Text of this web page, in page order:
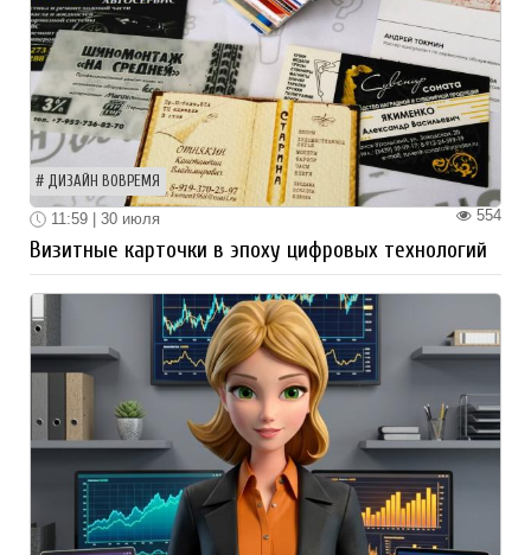
ДИЗАЙН ВОВРЕМЯ
554
11:59 | 30 июля
Визитные карточки в эпоху цифровых технологий